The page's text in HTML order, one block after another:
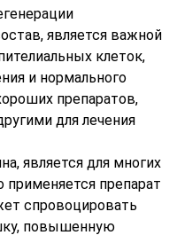
является важной
клеток,
и нормального
препаратов,
для лечения
является для многих
препарат
спровоцировать
повышенную